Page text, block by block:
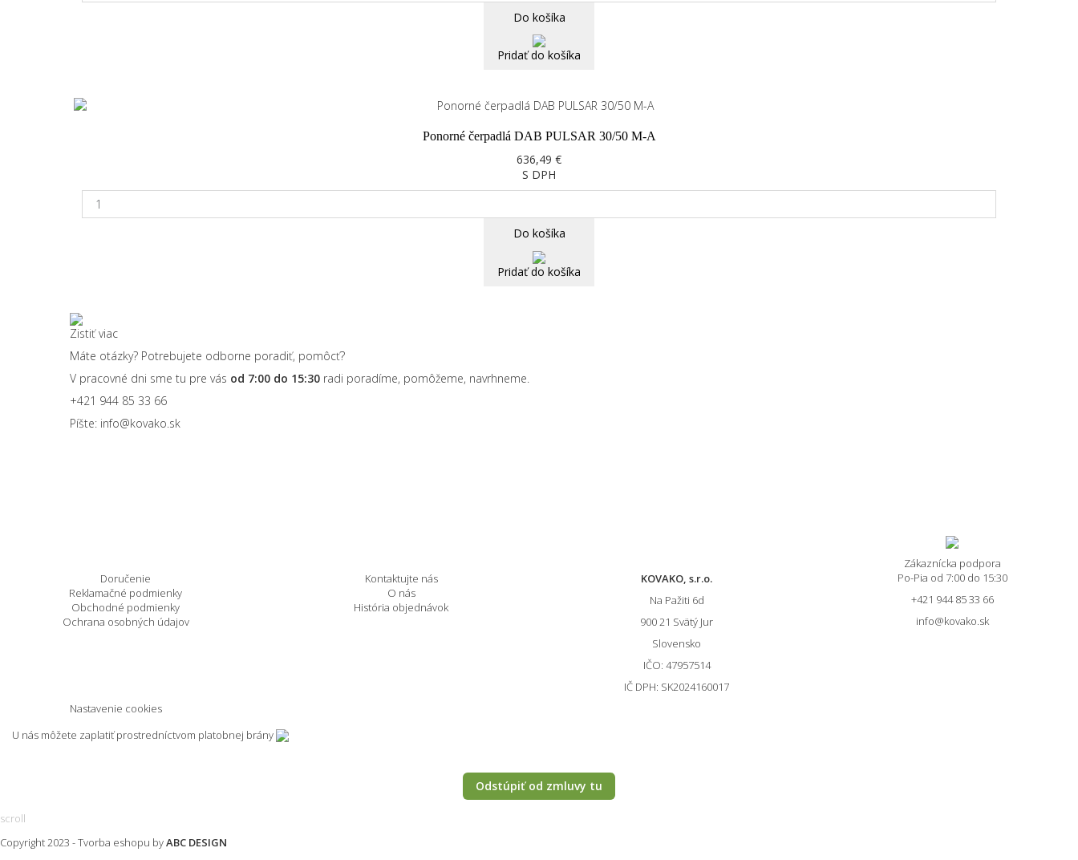
Do košíka
Pridať do košíka
Ponorné čerpadlá DAB PULSAR 30/50 M-A
636,49 €
S DPH
Do košíka
Pridať do košíka
Zistiť viac
Máte otázky? Potrebujete odborne poradiť, pomôcť?
V pracovné dni sme tu pre vás od 7:00 do 15:30 radi poradíme, pomôžeme, navrhneme.
+421 944 85 33 66
Píšte: info@kovako.sk
Doručenie
Reklamačné podmienky
Obchodné podmienky
Ochrana osobných údajov
Kontaktujte nás
O nás
História objednávok
KOVAKO, s.r.o.
Na Pažiti 6d
900 21 Svätý Jur
Slovensko
IČO: 47957514
IČ DPH: SK2024160017
Zákaznícka podpora
Po-Pia od 7:00 do 15:30
+421 944 85 33 66
info@kovako.sk
Nastavenie cookies
U nás môžete zaplatiť prostredníctvom platobnej brány
Odstúpiť od zmluvy tu
scroll
Copyright 2023 -Tvorba eshopu byABC DESIGN